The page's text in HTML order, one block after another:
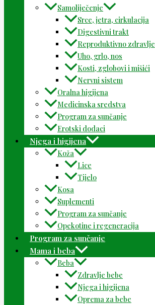
Samoliječenje
Srce, jetra, cirkulacija
Digestivni trakt
Reproduktivno zdravlje
Uho, grlo, nos
Kosti, zglobovi i mišići
Nervni sistem
Oralna higijena
Medicinska sredstva
Program za sunčanje
Erotski dodaci
Njega i higijena
Koža
Lice
Tijelo
Kosa
Suplementi
Program za sunčanje
Opekotine i regeneracija
Program za sunčanje
Mama i beba
Beba
Zdravlje bebe
Njega i higijena
Oprema za bebe